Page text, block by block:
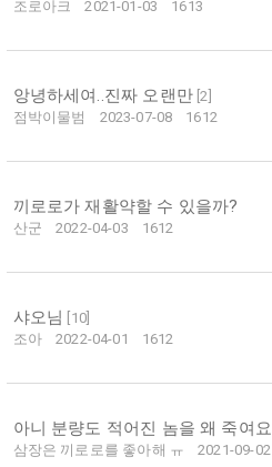
조로아크 2021-01-03 1613
앙녕하세여..진짜 오랜만[2
점박이물범
2023-07-08 1612
끼로로가 재활약할 수 있을까?
산군 2022-04-03 1612
샤오님 10]
조아
2022-04-01 1612
아니 분량도 적어진 놈을 왜 죽여요
삼장은 끼로로를 좋아해 ㅠ
2021-09-02